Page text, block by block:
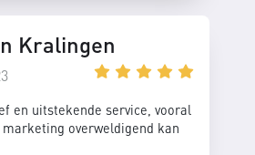
Kralingen
en uitstekende service, vooral
overweldigend kan